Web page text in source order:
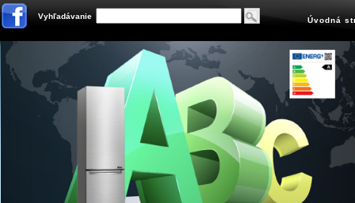
Vyhľadávanie Úvodná